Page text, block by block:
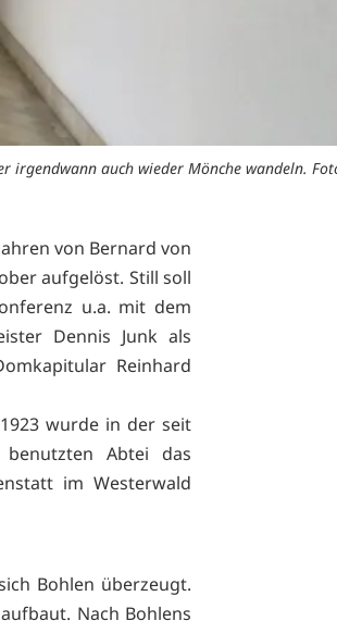
auch wieder Mönche wandeln.
von Bernard von
aufgelöst. Still soll
u.a. mit dem
Dennis Junk als
Reinhard
wurde in der seit
Abtei das
im Westerwald
Bohlen überzeugt.
Nach Bohlens